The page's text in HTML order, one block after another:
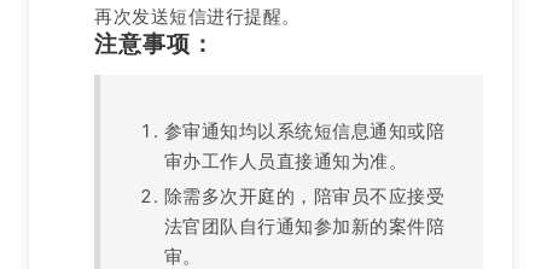
再次发送短信进行提醒。
注意事项：
参审通知均以系统短信息通知或陪
审办工作人员直接通知为准。
除需多次开庭的，陪审员不应接受
法官团队自行通知参加新的案件陪
审。